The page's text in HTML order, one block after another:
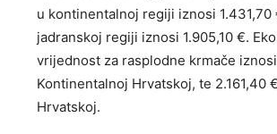
u kontinentalnoj regiji iznosi 1.431,70
jadranskoj regiji iznosi 1.905,10 €.
vrijednost za rasplodne krmače
Kontinentalnoj Hrvatskoj, te 2.161,40
Hrvatskoj.